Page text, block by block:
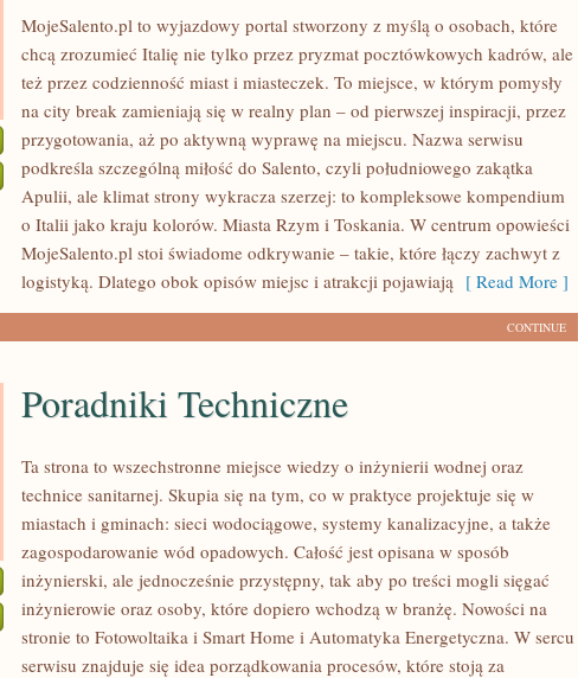
BOLONIA
MojeSalento.pl to wyjazdowy portal stworzony z myślą o osobach, które
chcą zrozumieć Italię nie tylko przez pryzmat pocztówkowych kadrów, ale
też przez codzienność miast i miasteczek. To miejsce, w którym pomysły
na city break zamieniają się w realny plan – od pierwszej inspiracji, przez
przygotowania, aż po aktywną wyprawę na miejscu. Nazwa serwisu
podkreśla szczególną miłość do Salento, czyli południowego zakątka
Apulii, ale klimat strony wykracza szerzej: to kompleksowe kompendium
o Italii jako kraju kolorów. Miasta Rzym i Toskania. W centrum opowieści
MojeSalento.pl stoi świadome odkrywanie – takie, które łączy zachwyt z
logistyką. Dlatego obok opisów miejsc i atrakcji pojawiają [ Read More ]
CONTINUE
PORADNIKI
TECHNICZNE
Poradniki Techniczne
Ta strona to wszechstronne miejsce wiedzy o inżynierii wodnej oraz
technice sanitarnej. Skupia się na tym, co w praktyce projektuje się w
miastach i gminach: sieci wodociągowe, systemy kanalizacyjne, a także
zagospodarowanie wód opadowych. Całość jest opisana w sposób
inżynierski, ale jednocześnie przystępny, tak aby po treści mogli sięgać
inżynierowie oraz osoby, które dopiero wchodzą w branżę. Nowości na
stronie to Fotowoltaika i Smart Home i Automatyka Energetyczna. W sercu
serwisu znajduje się idea porządkowania procesów, które stoją za